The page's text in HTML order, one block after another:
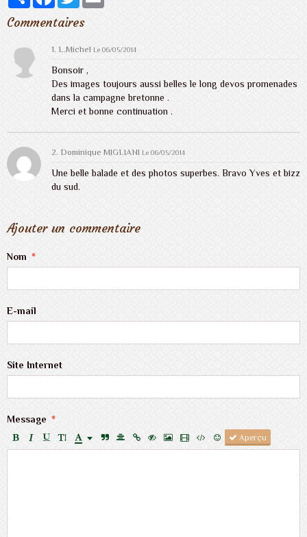
Commentaires
1. L.MichelLe 06/05/2014
Bonsoir ,
Des images toujours aussi belles le long devos promenades
dans la campagne bretonne .
Merci et bonne continuation .
2.Dominique MIGLIANI Le 06/05/2014
Une belle balade et des photos superbes. Bravo Yves et bizz
du sud.
Ajouter un commentaire
Nom
E-mail
Site Internet
Message
Aperçu